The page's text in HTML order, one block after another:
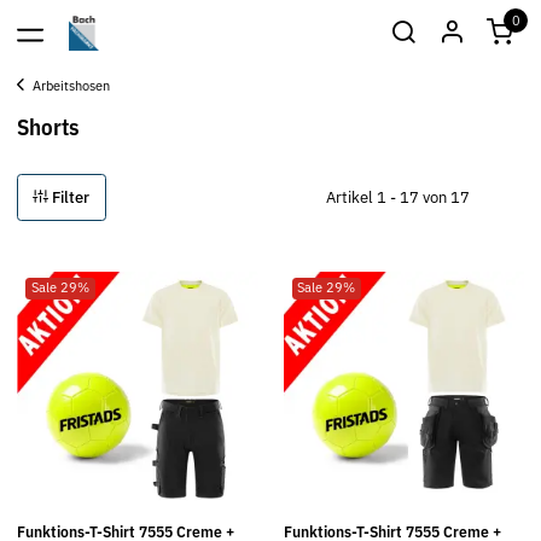
0
Arbeitshosen
Shorts
Filter Artikel 1 - 17 von 17
Sale 29%
Funktions-T-Shirt 7555 Creme +
Sale 29%
Funktions-T-Shirt 7555 Creme +